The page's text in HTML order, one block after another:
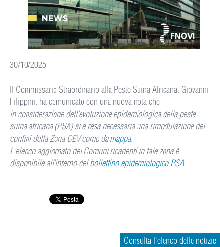
30/10/2025
Il Commissario Straordinario alla Peste Suina Africana, Giovanni
Filippini, ha comunicato con una nuova nota che
in considerazione dell’evoluzione epidemiologica della peste
suina africana (PSA) si è resa necessaria una rimodulazione dei
confini della Zona CEV come damappa.
L’elenco aggiornato dei Comuni ricadenti in tale zona è
disponibile all’interno delbollettino epidemiologico PSA
Consulta l'elenco delle notizie